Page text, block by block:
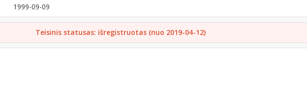
1999-09-09
Teisinis statusas: išregistruotas (nuo 2019-04-12)